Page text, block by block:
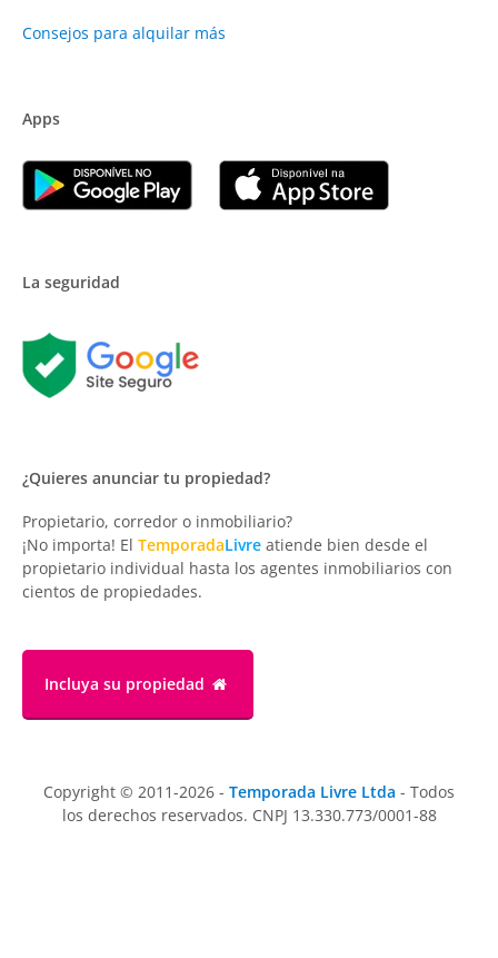
Consejos para alquilar más
Apps
La seguridad
¿Quieres anunciar tu propiedad?
Propietario, corredor o inmobiliario?
¡No importa! El TemporadaLivre atiende bien desde el
propietario individual hasta los agentes inmobiliarios con
cientos de propiedades.
Incluya su propiedad
Copyright © 2011-2026 - Temporada Livre Ltda - Todos
los derechos reservados. CNPJ 13.330.773/0001-88